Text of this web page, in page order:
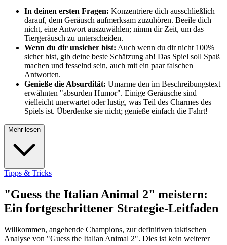
In deinen ersten Fragen: Konzentriere dich ausschließlich
darauf, dem Geräusch aufmerksam zuzuhören. Beeile dich
nicht, eine Antwort auszuwählen; nimm dir Zeit, um das
Tiergeräusch zu unterscheiden.
Wenn du dir unsicher bist: Auch wenn du dir nicht 100%
sicher bist, gib deine beste Schätzung ab! Das Spiel soll Spaß
machen und fesselnd sein, auch mit ein paar falschen
Antworten.
Genieße die Absurdität: Umarme den im Beschreibungstext
erwähnten "absurden Humor". Einige Geräusche sind
vielleicht unerwartet oder lustig, was Teil des Charmes des
Spiels ist. Überdenke sie nicht; genieße einfach die Fahrt!
Mehr lesen
Tipps & Tricks
"Guess the Italian Animal 2" meistern:
Ein fortgeschrittener Strategie-Leitfaden
Willkommen, angehende Champions, zur definitiven taktischen
Analyse von "Guess the Italian Animal 2". Dies ist kein weiterer